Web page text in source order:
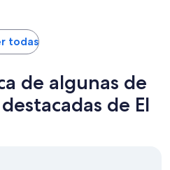
todasSe
una
nueva
pestaña
de algunas de
de El